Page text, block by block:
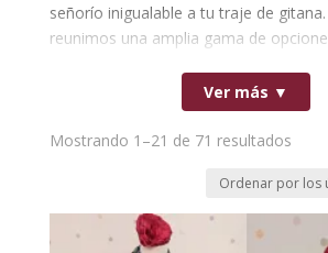
señorío inigualable a tu traje de
reunimos una amplia gama de
relieve y elegantes diseños en plumeti,
de crespón de gran caída y vistosos
llenos de color.
su tamaño grande pensado
perfecto para cruzarlos con elegancia
hombros y lucir un movimiento
Ver más ▼
Mostrando 1–21 de 71 resultados
los